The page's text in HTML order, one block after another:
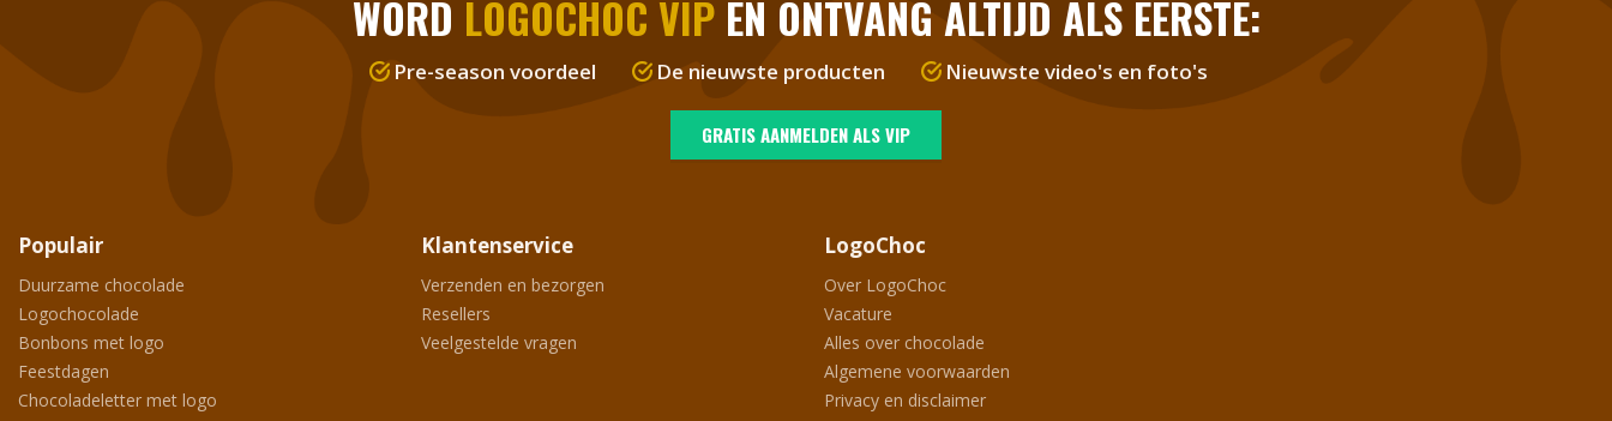
WORD LOGOCHOC VIPEN ONTVANG ALTIJD ALS EERSTE:
Pre-season voordeel De nieuwste producten Nieuwste video's en foto's
GRATIS AANMELDEN ALS VIP
Populair
Duurzame chocolade
Logochocolade
Bonbons met logo
Feestdagen
Chocoladeletter met logo
Klantenservice
Verzenden en bezorgen
Resellers
Veelgestelde vragen
LogoChoc
Over LogoChoc
Vacature
Alles over chocolade
Algemene voorwaarden
Privacy en disclaimer